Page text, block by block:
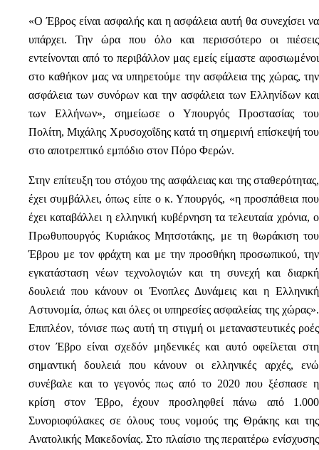
«Ο Έβρος είναι ασφαλής και η ασφάλεια αυτή θα συνεχίσει να
υπάρχει. Την ώρα που όλο και περισσότερο οι πιέσεις
εντείνονται από το περιβάλλον μας εμείς είμαστε αφοσιωμένοι
στο καθήκον μας να υπηρετούμε την ασφάλεια της χώρας, την
ασφάλεια των συνόρων και την ασφάλεια των Ελληνίδων και
των Ελλήνων», σημείωσε ο Υπουργός Προστασίας του
Πολίτη, Μιχάλης Χρυσοχοΐδης κατά τη σημερινή επίσκεψή του
στο αποτρεπτικό εμπόδιο στον Πόρο Φερών.
Στην επίτευξη του στόχου της ασφάλειας και της σταθερότητας,
έχει συμβάλλει, όπως είπε ο κ. Υπουργός, «η προσπάθεια που
έχει καταβάλλει η ελληνική κυβέρνηση τα τελευταία χρόνια, ο
Πρωθυπουργός Κυριάκος Μητσοτάκης, με τη θωράκιση του
Έβρου με τον φράχτη και με την προσθήκη προσωπικού, την
εγκατάσταση νέων τεχνολογιών και τη συνεχή και διαρκή
δουλειά που κάνουν οι Ένοπλες Δυνάμεις και η Ελληνική
Αστυνομία, όπως και όλες οι υπηρεσίες ασφαλείας της χώρας».
Επιπλέον, τόνισε πως αυτή τη στιγμή οι μεταναστευτικές ροές
στον Έβρο είναι σχεδόν μηδενικές και αυτό οφείλεται στη
σημαντική δουλειά που κάνουν οι ελληνικές αρχές, ενώ
συνέβαλε και το γεγονός πως από το 2020 που ξέσπασε η
κρίση στον Έβρο, έχουν προσληφθεί πάνω από 1.000
Συνοριοφύλακες σε όλους τους νομούς της Θράκης και της
Ανατολικής Μακεδονίας. Στο πλαίσιο της περαιτέρω ενίσχυσης